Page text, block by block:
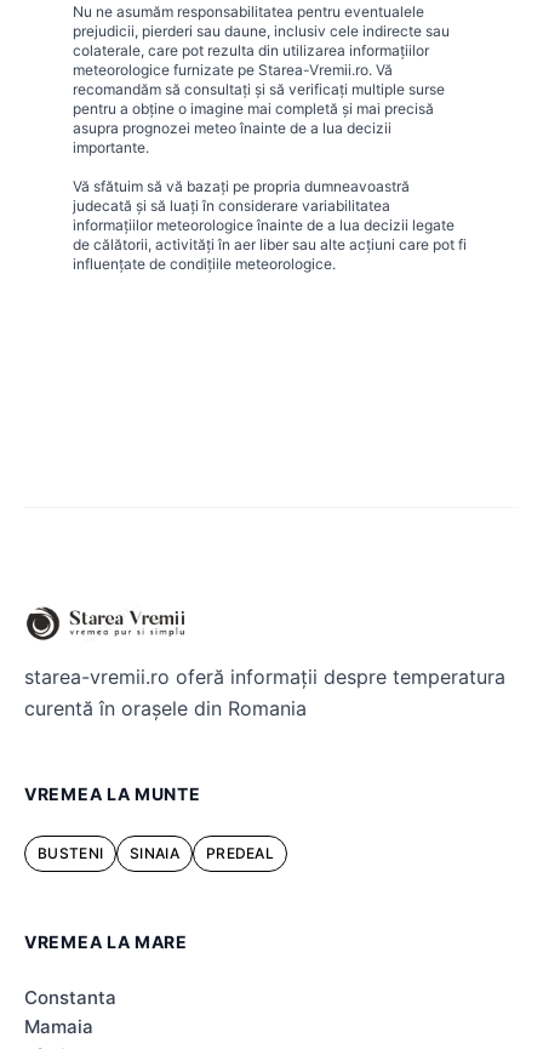
Nu ne asumăm responsabilitatea pentru eventualele
prejudicii, pierderi sau daune, inclusiv cele indirecte sau
colaterale, care pot rezulta din utilizarea informațiilor
meteorologice furnizate pe Starea-Vremii.ro. Vă
recomandăm să consultați și să verificați multiple surse
pentru a obține o imagine mai completă și mai precisă
asupra prognozei meteo înainte de a lua decizii
importante.
Vă sfătuim să vă bazați pe propria dumneavoastră
judecată și să luați în considerare variabilitatea
informațiilor meteorologice înainte de a lua decizii legate
de călătorii, activități în aer liber sau alte acțiuni care pot fi
influențate de condițiile meteorologice.
starea-vremii.ro oferă informații despre temperatura
curentă în orașele din Romania
VREMEA LA MUNTE
BUSTENI SINAIA PREDEAL
VREMEA LA MARE
Constanta
Mamaia